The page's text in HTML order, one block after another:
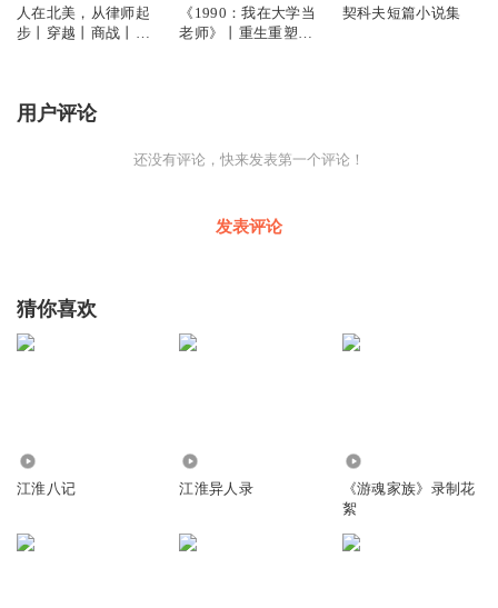
人在北美，从律师起
步丨穿越丨商战丨职
《1990：我在大学当
老师》丨重生重塑传
契科夫短篇小说集
用户评论
还没有评论，快来发表第一个评论！
发表评论
猜你喜欢
江淮八记 江淮异人录
《游魂家族》录制花
絮